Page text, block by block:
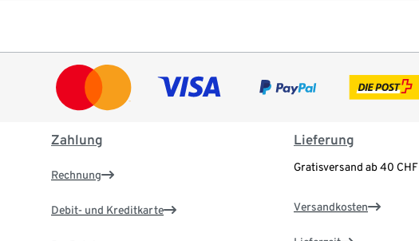
Zahlung
Rechnung
Debit- und Kreditkarte
Lieferung
Gratisversand ab 40 CHF
Versandkosten